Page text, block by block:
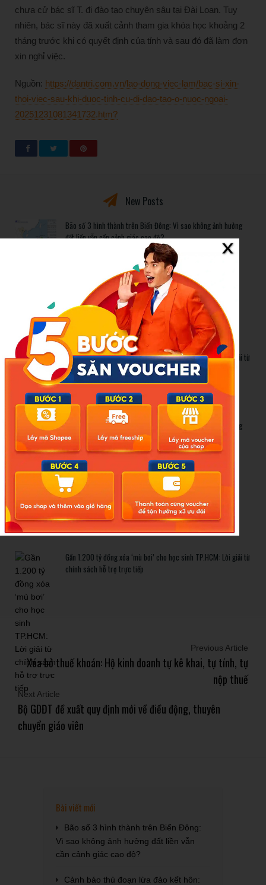
chưa cử bác sĩ T. đi đào tạo chuyên sâu tại Đài Loan. Tuy
nhiên, bác sĩ này đã xuất cảnh tham gia khóa học khoảng 2
tháng trước khi có quyết định của tỉnh và sau đó đã làm đơn
xin nghỉ việc.
Nguồn: https://dantri.com.vn/lao-dong-viec-lam/bac-si-xin-
thoi-viec-sau-khi-duoc-tinh-cu-di-dao-tao-o-nuoc-ngoai-
20251231081341732.htm?
New Posts
Bão số 3 hình thành trên Biển Đông: Vì sao không ảnh hưởng
đất liền vẫn cần cảnh giác cao độ?
Cảnh báo thủ đoạn lừa đảo kết hôn: Khi sính lễ trở thành ‘cái
bẫy’ tinh vi
Gần 1.200 tỷ đồng xóa ‘mù bơi’ cho học sinh TP.HCM: Lời giải từ
chính sách hỗ trợ trực tiếp
Related Posts
Bão số 3 hình thành trên Biển Đông: Vì sao không ảnh hưởng
đất liền vẫn cần cảnh giác cao độ?
Cảnh báo thủ đoạn lừa đảo kết hôn: Khi sính lễ trở thành ‘cái
bẫy’ tinh vi
Gần 1.200 tỷ đồng xóa ‘mù bơi’ cho học sinh TP.HCM: Lời giải từ
chính sách hỗ trợ trực tiếp
Previous Article
Xóa bỏ thuế khoán: Hộ kinh doanh tự kê khai, tự tính, tự
nộp thuế
Next Article
Bộ GDĐT đề xuất quy định mới về điều động, thuyên
chuyển giáo viên
Bài viết mới
Bão số 3 hình thành trên Biển Đông:
Vì sao không ảnh hưởng đất liền vẫn
cần cảnh giác cao độ?
Cảnh báo thủ đoạn lừa đảo kết hôn: